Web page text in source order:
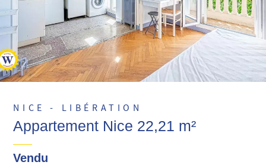
NICE - LIBÉRATION
Appartement Nice 22,21 m²
Vendu